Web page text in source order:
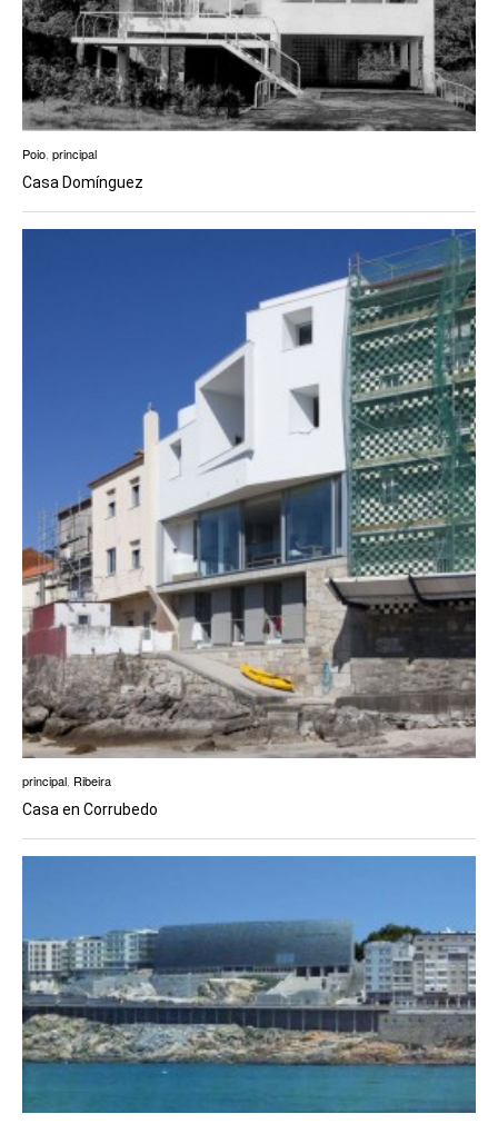
Poio principal
Casa Domínguez
principal, Ribeira
Casa en Corrubedo